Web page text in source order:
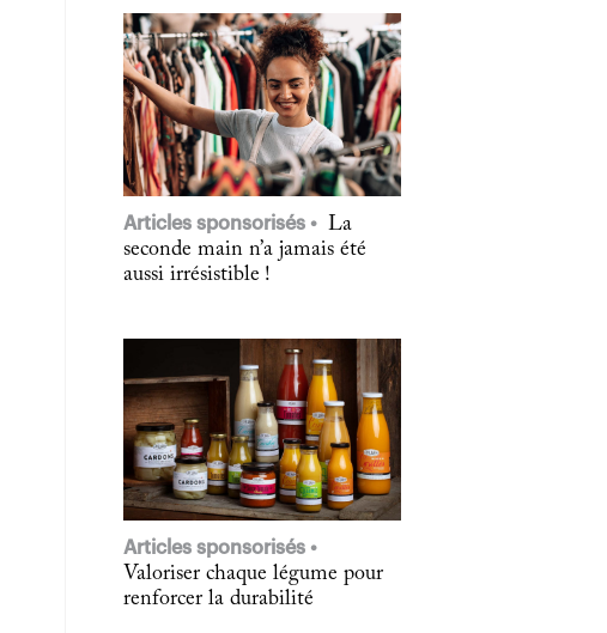
Articles sponsorisés
La
seconde main n’a jamais été
aussi irrésistible !
Articles sponsorisés
Valoriser chaque légume pour
renforcer la durabilité